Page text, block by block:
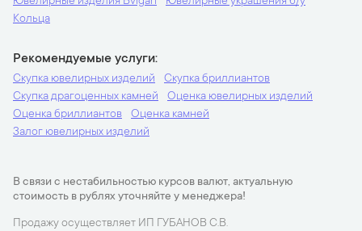
Кольца
Рекомендуемые услуги
Скупка ювелирных изделий
Скупка бриллиантов
Скупка драгоценных камней
Оценка ювелирных изделий
Оценка бриллиантов
Оценка камней
Залог ювелирных изделий
В связи с нестабильностью курсов валют, актуальную
стоимость в рублях уточняйте у менеджера!
Продажу осуществляет ИП ГУБАНОВ С.В.